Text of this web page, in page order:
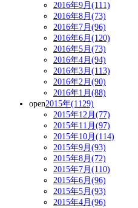
2016年9月(111)
2016年8月(73)
2016年7月(96)
2016年6月(120)
2016年5月(73)
2016年4月(94)
2016年3月(113)
2016年2月(90)
2016年1月(88)
open2015年(1129)
2015年12月(77)
2015年11月(97)
2015年10月(114)
2015年9月(93)
2015年8月(72)
2015年7月(110)
2015年6月(96)
2015年5月(93)
2015年4月(96)